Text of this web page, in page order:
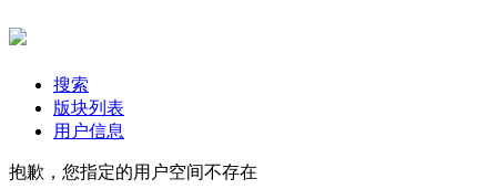
搜索
版块列表
用户信息
抱歉，您指定的用户空间不存在